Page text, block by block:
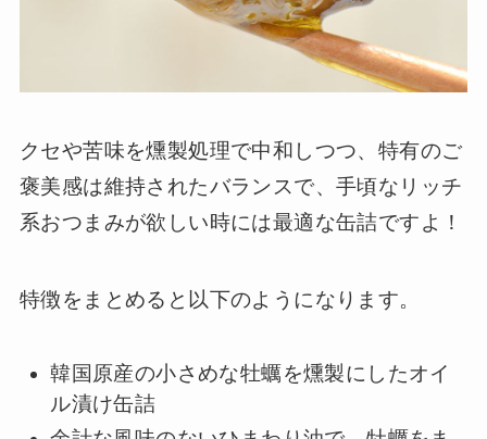
クセや苦味を燻製処理で中和しつつ、特有のご
褒美感は維持されたバランスで、手頃なリッチ
系おつまみが欲しい時には最適な缶詰ですよ！
特徴をまとめると以下のようになります。
韓国原産の小さめな牡蠣を燻製にしたオイ
ル漬け缶詰